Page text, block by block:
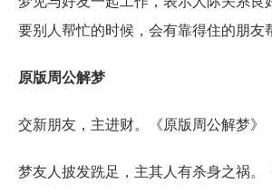
要别人帮忙的时候，会有靠得住的朋友
原版周公解梦
交新朋友，主进财。《原版周公解梦》
梦友人披发跣足，主其人有杀身之祸。